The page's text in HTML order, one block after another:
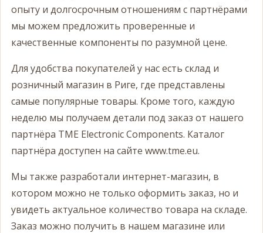
опыту и долгосрочным отношениям с партнёрами
мы можем предложить проверенные и
качественные компоненты по разумной цене.
Для удобства покупателей у нас есть склад и
розничный магазин в Риге, где представлены
самые популярные товары. Кроме того, каждую
неделю мы получаем детали под заказ от нашего
партнёра TME Electronic Components. Каталог
партнёра доступен на сайте www.tme.eu.
Мы также разработали интернет-магазин, в
котором можно не только оформить заказ, но и
увидеть актуальное количество товара на складе.
Заказ можно получить в нашем магазине или